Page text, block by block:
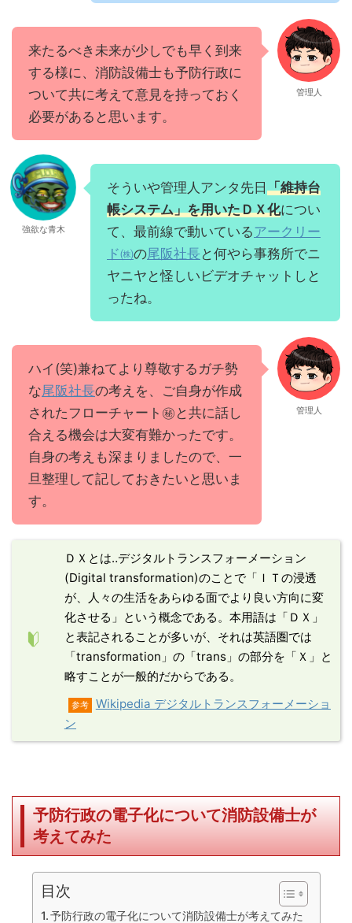
来たるべき未来が少しでも早く到来
する様に、消防設備士も予防行政に
ついて共に考えて意見を持っておく
必要があると思います。
管理人
強欲な青木
そういや管理人アンタ先日「維持台
帳システム」を用いたＤＸ化につい
て、最前線で動いているアークリー
ド㈱の尾阪社長と何やら事務所でニ
ヤニヤと怪しいビデオチャットしと
ったね。
ハイ(笑)兼ねてより尊敬するガチ勢
な尾阪社長の考えを、ご自身が作成
されたフローチャート㊙と共に話し
合える機会は大変有難かったです。
自身の考えも深まりましたので、一
旦整理して記しておきたいと思いま
す。
管理人
ＤＸとは‥デジタルトランスフォーメーション
(Digital transformation)のことで「ＩＴの浸透
が、人々の生活をあらゆる面でより良い方向に変
化させる」という概念である。本用語は「ＤＸ」
と表記されることが多いが、それは英語圏では
「transformation」の「trans」の部分を「Ｘ」と
略すことが一般的だからである。
参考
Wikipedia デジタルトランスフォーメーショ
ン
予防行政の電子化について消防設備士が
考えてみた
目次
予防行政の電子化について消防設備士が考えてみた